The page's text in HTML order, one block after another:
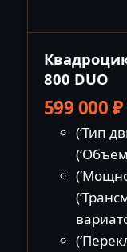
800 DUO
599 000₽
(‘Тип
(‘Объем